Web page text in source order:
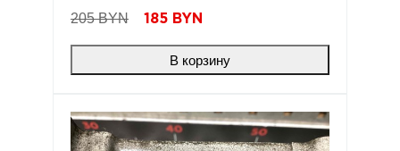
205 BYN 185 BYN
В корзину